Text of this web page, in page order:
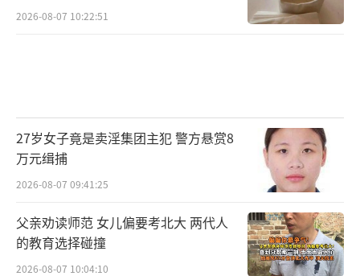
2026-08-07 10:22:51
27岁女子竟是卖淫集团主犯 警方悬赏8
万元缉捕
2026-08-07 09:41:25
父亲劝读师范 女儿偏要考北大 两代人
的教育选择碰撞
2026-08-07 10:04:10